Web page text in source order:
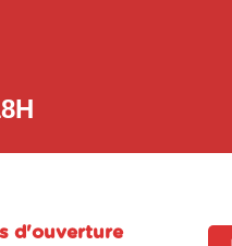
d'ouverture